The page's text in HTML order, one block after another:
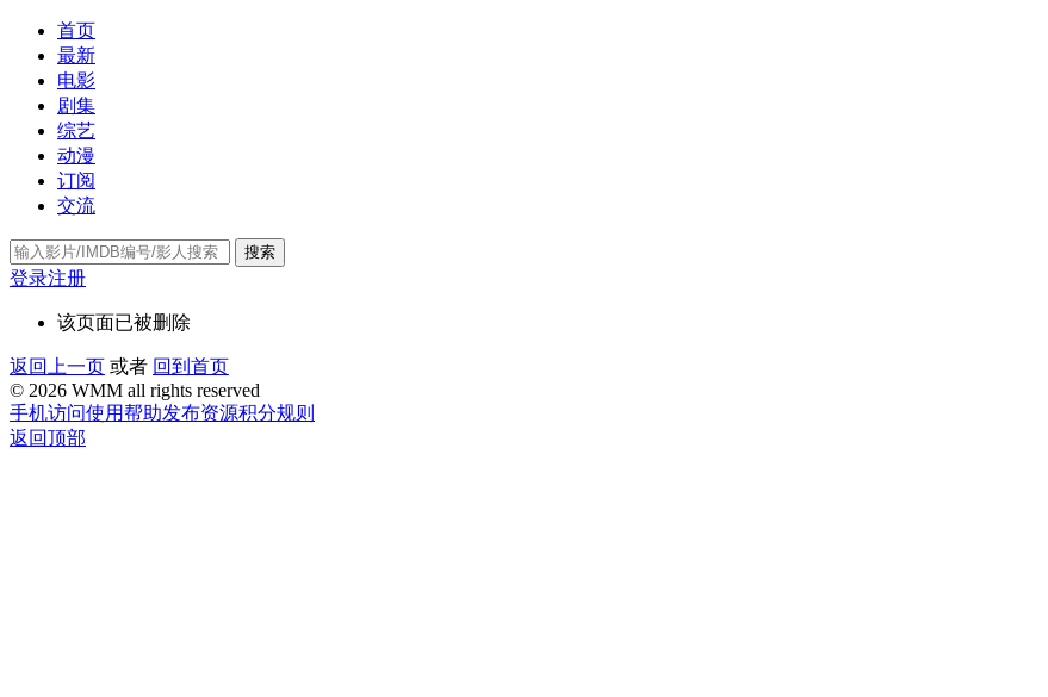
首页
最新
电影
剧集
综艺
动漫
订阅
交流
搜索
登录注册
该页面已被删除
返回上一页 或者 回到首页
© 2026 WMM all rights reserved
手机访问使用帮助发布资源积分规则
返回顶部